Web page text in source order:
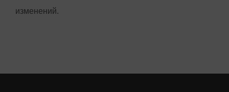
изменений.